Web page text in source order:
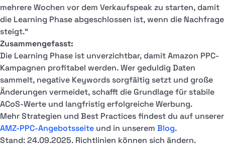
mehrere Wochen vor dem Verkaufspeak zu starten, damit
die Learning Phase abgeschlossen ist, wenn die Nachfrage
steigt.“
Zusammengefasst:
Die Learning Phase ist unverzichtbar, damit Amazon PPC-
Kampagnen profitabel werden. Wer geduldig Daten
sammelt, negative Keywords sorgfältig setzt und große
Änderungen vermeidet, schafft die Grundlage für stabile
ACoS-Werte und langfristig erfolgreiche Werbung.
Mehr Strategien und Best Practices findest du auf unserer
AMZ-PPC-Angebotsseite und in unserem Blog.
Stand: 24.09.2025. Richtlinien können sich ändern.